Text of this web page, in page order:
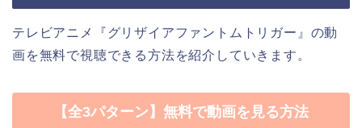
テレビアニメ『グリザイアファントムトリガー』の動
画を無料で視聴できる方法を紹介していきます。
【全3パターン】無料で動画を見る方法